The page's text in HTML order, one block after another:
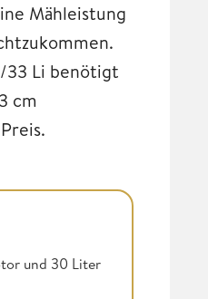
Mähleistung
33 Li benötigt
cm
und 30 Liter